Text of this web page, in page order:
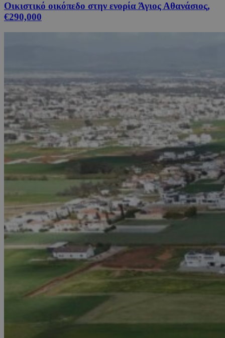
Οικιστικό οικόπεδο στην ενορία Άγιος Αθανάσιος,
€290,000